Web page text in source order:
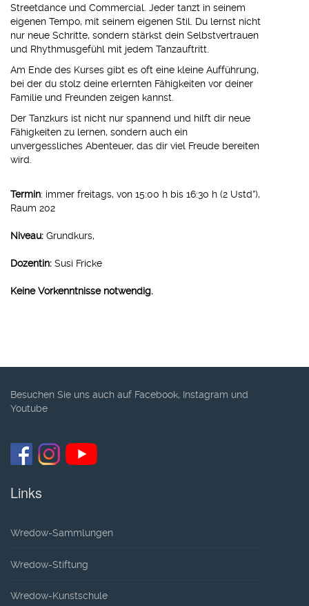
Streetdance und Commercial. Jeder tanzt in seinem
eigenen Tempo, mit seinem eigenen Stil. Du lernst nicht
nur neue Schritte, sondern stärkst dein Selbstvertrauen
und Rhythmusgefühl mit jedem Tanzauftritt.
Am Ende des Kurses gibt es oft eine kleine Aufführung,
bei der du stolz deine erlernten Fähigkeiten vor deiner
Familie und Freunden zeigen kannst.
Der Tanzkurs ist nicht nur spannend und hilft dir neue
Fähigkeiten zu lernen, sondern auch ein
unvergessliches Abenteuer, das dir viel Freude bereiten
wird.
Termin: immer freitags, von 15:00 h bis 16:30 h (2 Ustd*),
Raum 202
Niveau: Grundkurs,
Dozentin: Susi Fricke
Keine Vorkenntnisse notwendig.
Besuchen Sie uns auch auf Facebook, Instagram und
Youtube
Links
Wredow-Sammlungen
Wredow-Stiftung
Wredow-Kunstschule